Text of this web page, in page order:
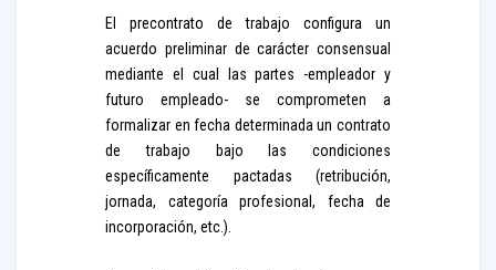
El precontrato de trabajo configura un
acuerdo preliminar de carácter consensual
mediante el cual las partes -empleador y
futuro empleado- se comprometen a
formalizar en fecha determinada un contrato
de trabajo bajo las condiciones
específicamente pactadas (retribución,
jornada, categoría profesional, fecha de
incorporación, etc.).